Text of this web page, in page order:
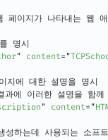
페이지가 나타내는 웹
명시
" content= "
에 대한 설명을 명시
" content= "
하는데 사용되는 소프